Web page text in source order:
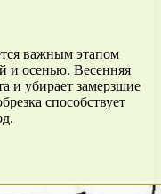
важным этапом
и осенью. Весенняя
и убирает замерзшие
способствует